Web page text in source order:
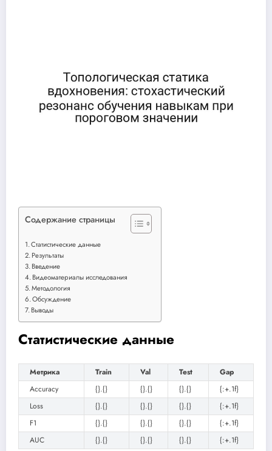
Содержание страницы
Статистические данные
Результаты
Введение
Видеоматериалы исследования
Методология
Обсуждение
Выводы
Статистические данные
Метрика Train Val Test
Gap
Accuracy
{}.{} {}.{} {}.{}
{:+.1f}
Loss
{}.{} {}.{} {}.{}
{:+.1f}
F1
{}.{} {}.{} {}.{}
{:+.1f}
AUC
{}.{} {}.{} {}.{} {:+.1f}